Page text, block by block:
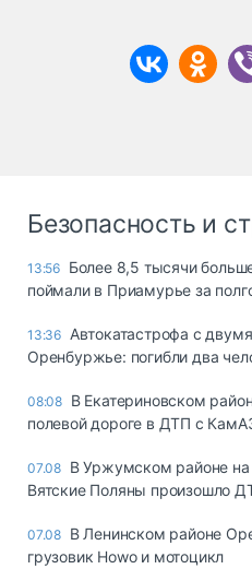
Безопасность и
13:56 Более 8,5 тысячи
поймали в Приамурье за
13:36 Автокатастрофа с
Оренбуржье: погибли два
08:08 В Екатериновском
полевой дороге в ДТП с
07.08 В Уржумском районе
Вятские Поляны произошло
07.08 В Ленинском районе
грузовик Howo и мотоцикл